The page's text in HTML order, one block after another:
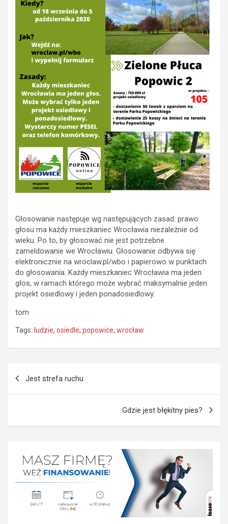
Głosowanie następuje wg następujących zasad: prawo
głosu ma każdy mieszkaniec Wrocławia niezależnie od
wieku. Po to, by głosować nie jest potrzebne
zameldowanie we Wrocławiu. Głosowanie odbywa się
elektronicznie na wroclaw.pl/wbo i papierowo w punktach
do głosowania. Każdy mieszkaniec Wrocławia ma jeden
głos, w ramach którego może wybrać maksymalnie jeden
projekt osiedlowy i jeden ponadosiedlowy.
tom
Tags: ludzie, osiedle, popowice, wrocław
Jest strefa ruchu
Gdzie jest błękitny pies?